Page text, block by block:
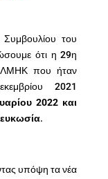
Συμβουλίου του
ότι η 29η
που ήταν
2021
2022 και
.
υπόψη τα νέα